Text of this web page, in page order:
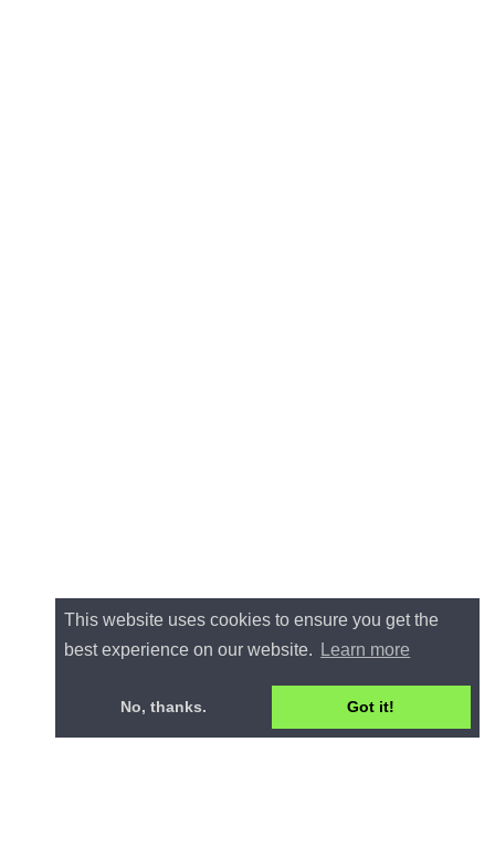
This website uses cookies to ensure you get the
best experience on our website.
Learn more
No, thanks. Got it!